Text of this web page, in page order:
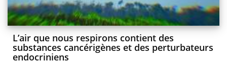
L’air que nous respirons contient des
substances cancérigènes et des perturbateurs
endocriniens